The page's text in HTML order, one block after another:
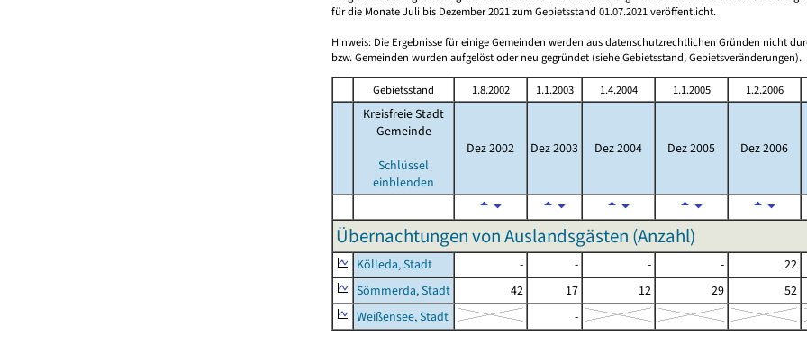
für die Monate Juli bis Dezember 2021 zum Gebietsstand 01.07.2021 veröffentlicht.
Hinweis: Die Ergebnisse für einige Gemeinden werden aus datenschutzrechtlichen Gründen nicht
bzw. Gemeinden wurden aufgelöst oder neu gegründet (siehe Gebietsstand, Gebietsveränderungen).
Gebietsstand 1.8.2002 1.1.2003 1.4.2004 1.1.2005 1.2.2006
Kreisfreie Stadt
Gemeinde
Schlüssel
einblenden
Dez 2002 Dez 2003 Dez 2004 Dez 2005 Dez 2006
Übernachtungen von Auslandsgästen (Anzahl)
Kölleda, Stadt - - - - 22
Sömmerda, Stadt
42 17 12 29 52
Weißensee, Stadt
-